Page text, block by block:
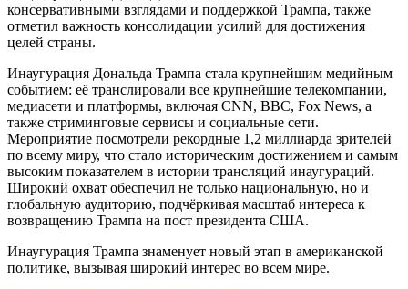
консервативными взглядами и поддержкой Трампа, также
отметил важность консолидации усилий для достижения
целей страны.
Инаугурация Дональда Трампа стала крупнейшим медийным
событием: её транслировали все крупнейшие телекомпании,
медиасети и платформы, включая CNN, BBC, Fox News, а
также стриминговые сервисы и социальные сети.
Мероприятие посмотрели рекордные 1,2 миллиарда зрителей
по всему миру, что стало историческим достижением и самым
высоким показателем в истории трансляций инаугураций.
Широкий охват обеспечил не только национальную, но и
глобальную аудиторию, подчёркивая масштаб интереса к
возвращению Трампа на пост президента США.
Инаугурация Трампа знаменует новый этап в американской
политике, вызывая широкий интерес во всем мире.